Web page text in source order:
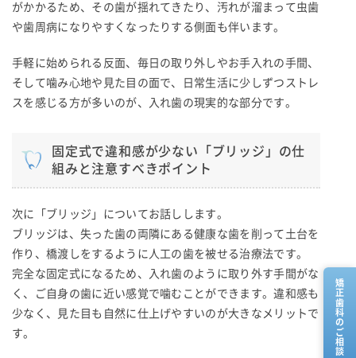
がかかるため、その歯が揺れてきたり、汚れが溜まって虫歯
や歯周病になりやすくなったりする側面も伴います。
手軽に始められる反面、毎日の取り外しやお手入れの手間、
そして噛み心地や見た目の面で、日常生活に少しずつストレ
スを感じる方が多いのが、入れ歯の現実的な部分です。
固定式で違和感が少ない「ブリッジ」の仕
組みと注意すべきポイント
次に「ブリッジ」についてお話しします。
ブリッジは、失った歯の両隣にある健康な歯を削って土台を
作り、橋渡しをするように人工の歯を被せる治療法です。
完全な固定式になるため、入れ歯のように取り外す手間がな
く、ご自身の歯に近い感覚で噛むことができます。違和感も
少なく、見た目も自然に仕上げやすいのが大きなメリットで
す。
矯正歯科のご相談